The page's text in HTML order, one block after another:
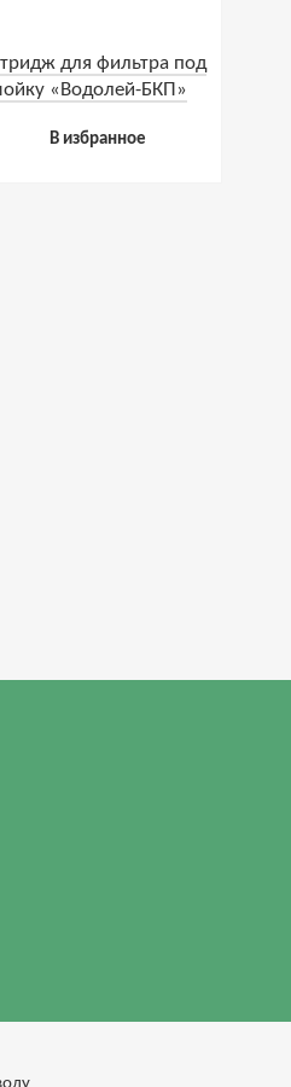
для фильтра под
«Водолей-БКП»
В избранное